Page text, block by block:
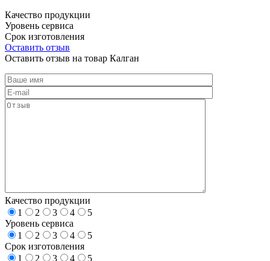
Качество продукции
Уровень сервиса
Срок изготовления
Оставить отзыв
Оставить отзыв на товар Калган
Качество продукции
1
2 3 4
5
Уровень сервиса
1
2 3 4
5
Срок изготовления
1
2 3 4
5